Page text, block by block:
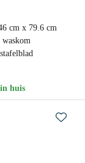
cm x 79.6 cm
huis